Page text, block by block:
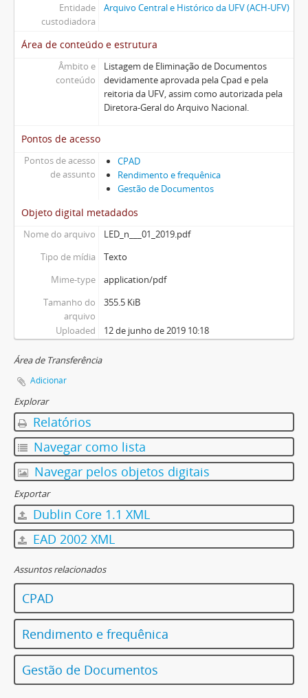
Entidade
custodiadora
Arquivo Central e Histórico da UFV (ACH-UFV)
Área de conteúdo e estrutura
Âmbito e
conteúdo
Listagem de Eliminação de Documentos
devidamente aprovada pela Cpad e pela
reitoria da UFV, assim como autorizada pela
Diretora-Geral do Arquivo Nacional.
Pontos de acesso
Pontos de acesso
de assunto
CPAD
Rendimento e frequênica
Gestão de Documentos
Objeto digital metadados
Nome do arquivo
LED_n___01_2019.pdf
Tipo de mídia
Texto
Mime-type
application/pdf
Tamanho do
arquivo
355.5 KiB
Uploaded 12 de junho de 2019 10:18
Área de Transferência
Adicionar
Explorar
Relatórios
Navegar como lista
Navegar pelos objetos digitais
Exportar
Dublin Core 1.1 XML
EAD 2002 XML
Assuntos relacionados
CPAD
Rendimento e frequênica
Gestão de Documentos